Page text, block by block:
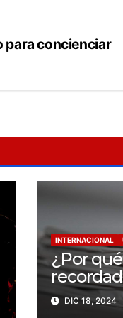
para concienciar
INTERNACIONAL
¿Por
trágico
prensa?
DIC 18, 2024